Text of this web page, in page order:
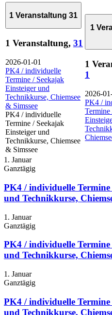
1 Veranstaltung 31
1 Veranstaltung, 31
2026-01-01
PK4 / individuelle
Termine / Seekajak
Einsteiger und
Technikkurse, Chiemsee
& Simssee
PK4 / individuelle
Termine / Seekajak
Einsteiger und
Technikkurse, Chiemsee
& Simssee
1
1
1
2026-
PK4 /
Termine
1. Januar
Ganztägig
PK4 / individuelle
und Technikkurse,
1. Januar
Ganztägig
PK4 / individuelle
und Technikkurse,
1. Januar
Ganztägig
PK4 / individuelle
und Technikkurse,